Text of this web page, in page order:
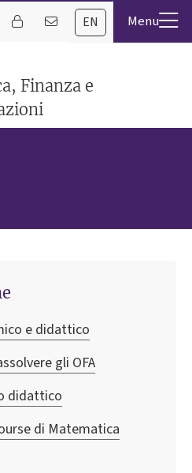
EN
Finanza e
e didattico
gli OFA
didattico
di Matematica